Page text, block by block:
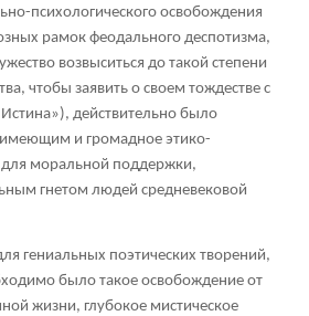
психологического освобождения
рамок феодального деспотизма,
возвыситься до такой степени
чтобы заявить о своем тождестве с
действительно было
и громадное этико-
для моральной поддержки,
гнетом людей средневековой
гениальных поэтических творений,
было такое освобождение от
жизни, глубокое мистическое